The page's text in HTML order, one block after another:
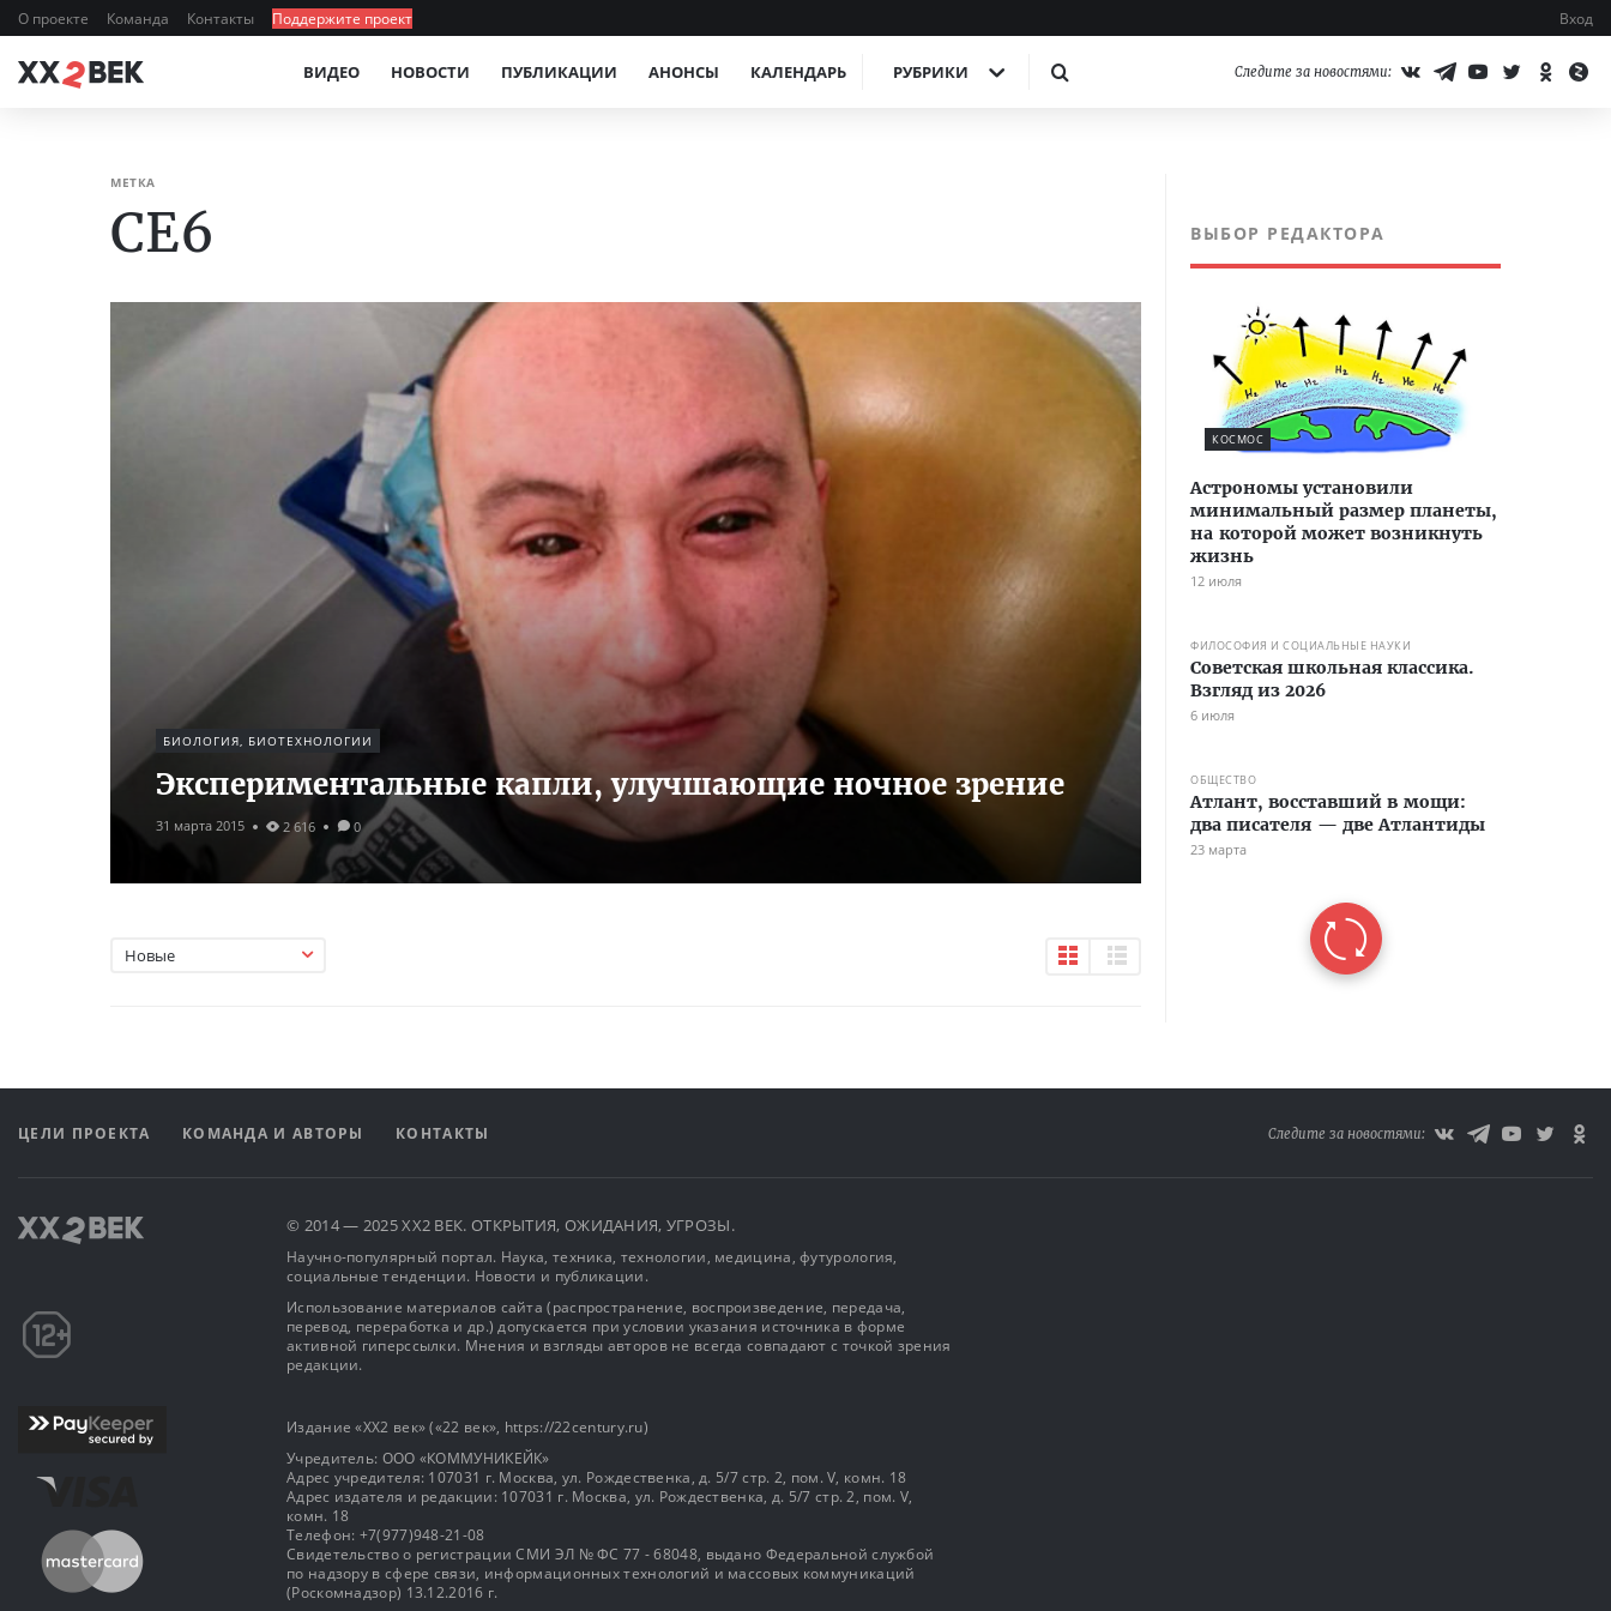
О проекте Команда Контакты Поддержите проект Вход
ВИДЕО НОВОСТИ ПУБЛИКАЦИИ АНОНСЫ КАЛЕНДАРЬ РУБРИКИ Следите за новостями:
МЕТКА
СЕ6
БИОЛОГИЯ, БИОТЕХНОЛОГИИ
Экспериментальные капли, улучшающие ночное зрение
31 марта 2015 2 616 0
Новые
ВЫБОР РЕДАКТОРА
КОСМОС
Астрономы установили
минимальный размер планеты,
на которой может возникнуть
жизнь
12 июля
ФИЛОСОФИЯ И СОЦИАЛЬНЫЕ НАУКИ
Советская школьная классика.
Взгляд из 2026
6 июля
ОБЩЕСТВО
Атлант, восставший в мощи:
два писателя — две Атлантиды
23 марта
ЦЕЛИ ПРОЕКТА КОМАНДА И АВТОРЫ КОНТАКТЫ Следите за новостями:
© 2014 — 2025 XX2 ВЕК. ОТКРЫТИЯ, ОЖИДАНИЯ, УГРОЗЫ.
Научно-популярный портал. Наука, техника, технологии, медицина, футурология,
социальные тенденции. Новости и публикации.
Использование материалов сайта (распространение, воспроизведение, передача,
перевод, переработка и др.) допускается при условии указания источника в форме
активной гиперссылки. Мнения и взгляды авторов не всегда совпадают с точкой зрения
редакции.
Издание «XX2 век» («22 век», https://22century.ru)
Учредитель: OOO «КОММУНИКЕЙК»
Адрес учредителя: 107031 г. Москва, ул. Рождественка, д. 5/7 стр. 2, пом. V, комн. 18
Адрес издателя и редакции: 107031 г. Москва, ул. Рождественка, д. 5/7 стр. 2, пом. V,
комн. 18
Телефон: +7(977)948-21-08
Свидетельство о регистрации СМИ ЭЛ № ФС 77 - 68048, выдано Федеральной службой
по надзору в сфере связи, информационных технологий и массовых коммуникаций
(Роскомнадзор) 13.12.2016 г.